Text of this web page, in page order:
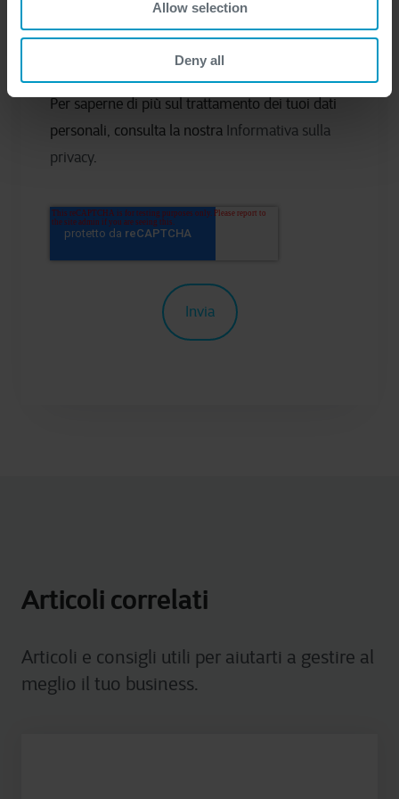
Allow selection
Deny all
Per saperne di più sul trattamento dei tuoi dati
personali, consulta la nostra Informativa sulla
privacy.
Articoli correlati
Articoli e consigli utili per aiutarti a gestire al
meglio il tuo business.